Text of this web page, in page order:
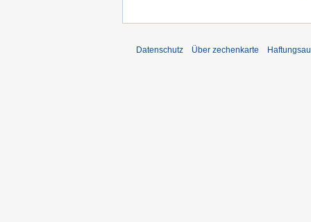
Datenschutz Über zechenkarte